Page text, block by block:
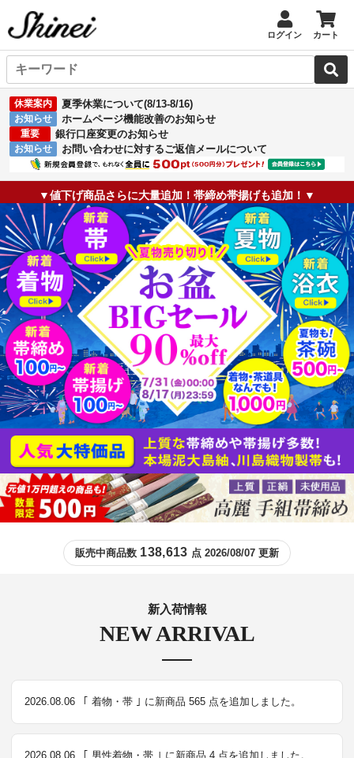
ログイン カート
休業案内 夏季休業について(8/13-8/16)
お知らせ ホームページ機能改善のお知らせ
重要 銀行口座変更のお知らせ
お知らせ お問い合わせに対するご返信メールについて
▼値下げ商品さらに大量追加！帯締め帯揚げも追加！▼
販売中商品数 138,613 点 2026/08/07 更新
NEW ARRIVAL
新入荷情報
2026.08.06 ｢ 着物・帯 ｣ に新商品 565 点を追加しました。
2026.08.06 ｢ 男性着物・帯 ｣ に新商品 4 点を追加しました。